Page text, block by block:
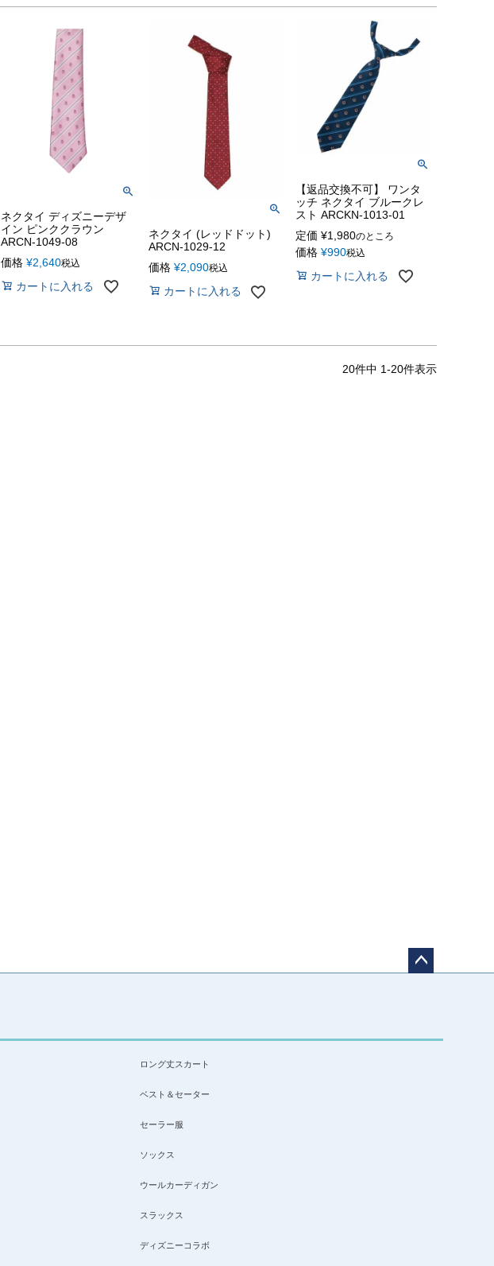
ネクタイ ディズニーデザ
イン ピンククラウン
ARCN-1049-08
価格 ¥2,640税込
カートに入れる
ネクタイ (レッドドット)
ARCN-1029-12
価格 ¥2,090税込
カートに入れる
【返品交換不可】 ワンタ
ッチ ネクタイ ブルークレ
スト ARCKN-1013-01
定価 ¥1,980のところ
価格 ¥990税込
カートに入れる
20件中 1-20件表示
ロング丈スカート
ベスト＆セーター
セーラー服
ソックス
ウールカーディガン
スラックス
ディズニーコラボ